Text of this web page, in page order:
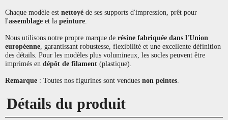
Chaque modèle est nettoyé de ses supports d'impression, prêt pour
l'assemblage et la peinture
Nous utilisons notre propre marque de résine fabriquée dans l'Union
européenne , garantissant robustesse, flexibilité et une excellente définition
des détails. Pour les modèles plus volumineux, les socles peuvent être
imprimés en dépôt de filament (plastique).
Remarque : Toutes nos figurines sont vendues non peintes
Détails du produit